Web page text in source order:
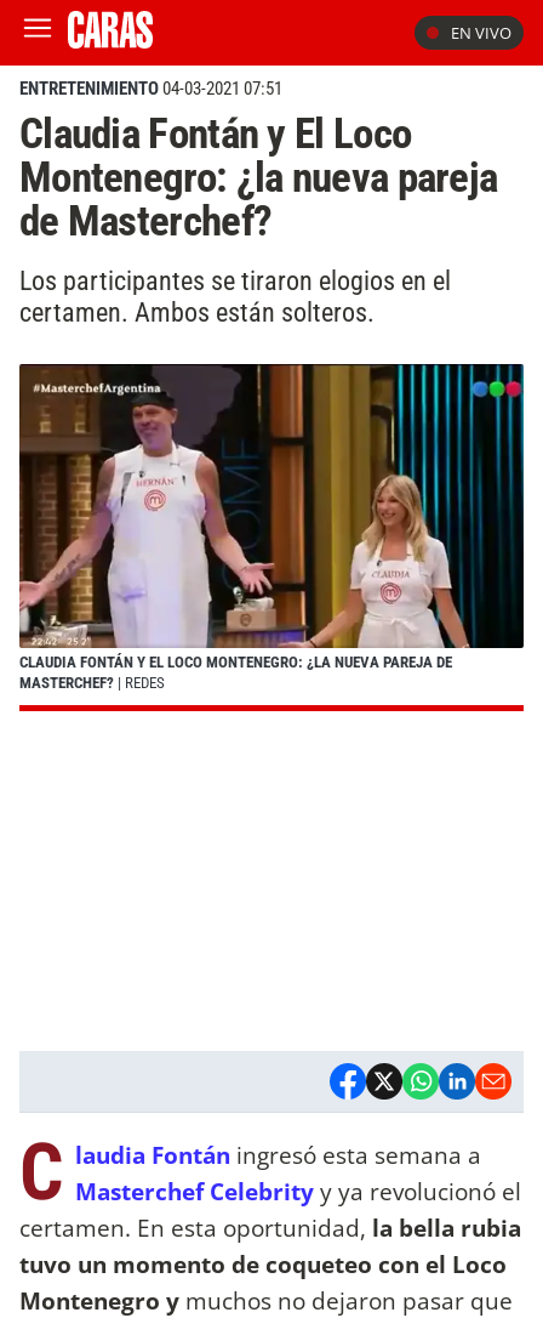
EN VIVO
ENTRETENIMIENTO04-03-2021 07:51
Claudia Fontán y El Loco
Montenegro: ¿la nueva pareja
de Masterchef?
Los participantes se tiraron elogios en el
certamen. Ambos están solteros.
CLAUDIA FONTÁN Y EL LOCO MONTENEGRO: ¿LA NUEVA PAREJA DE
MASTERCHEF? | REDES
C laudia Fontán ingresó esta semana a
Masterchef Celebrityy ya revolucionó el
certamen. En esta oportunidad, la bella rubia
tuvo un momento de coqueteo con el Loco
Montenegro y muchos no dejaron pasar que